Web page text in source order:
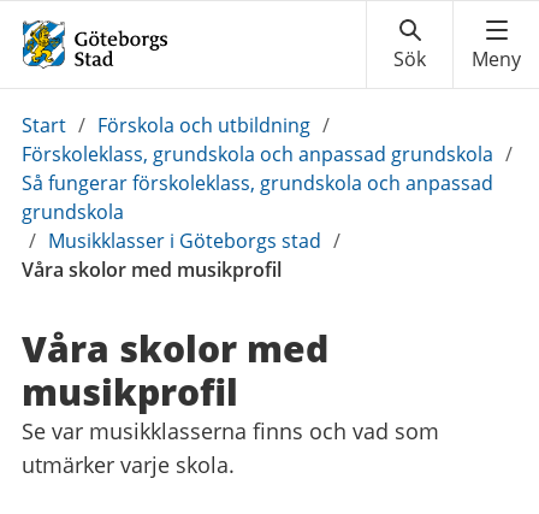
Du
är
här:
Start / Förskola och utbildning /
Förskoleklass, grundskola och anpassad grundskola /
Så fungerar förskoleklass, grundskola och anpassad
grundskola
/ Musikklasser i Göteborgs stad /
Våra skolor med musikprofil
Våra skolor med
musikprofil
Se var musikklasserna finns och vad som
utmärker varje skola.